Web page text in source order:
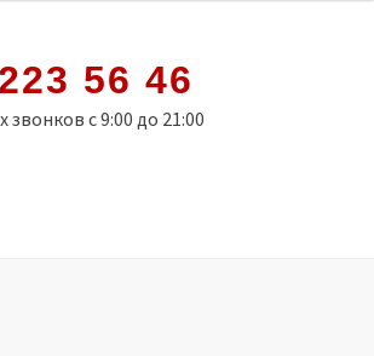
223 56 46
с 9:00 до 21:00